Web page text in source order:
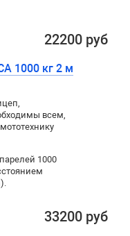
22200 руб
1000 кг 2 м
,
всем,
1000
33200 руб